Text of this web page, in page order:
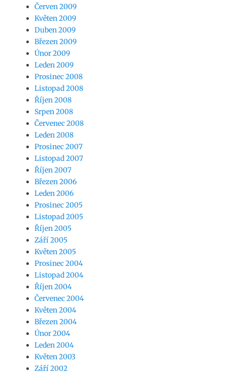
Červen 2009
Květen 2009
Duben 2009
Březen 2009
Únor 2009
Leden 2009
Prosinec 2008
Listopad 2008
Říjen 2008
Srpen 2008
Červenec 2008
Leden 2008
Prosinec 2007
Listopad 2007
Říjen 2007
Březen 2006
Leden 2006
Prosinec 2005
Listopad 2005
Říjen 2005
Září 2005
Květen 2005
Prosinec 2004
Listopad 2004
Říjen 2004
Červenec 2004
Květen 2004
Březen 2004
Únor 2004
Leden 2004
Květen 2003
Září 2002